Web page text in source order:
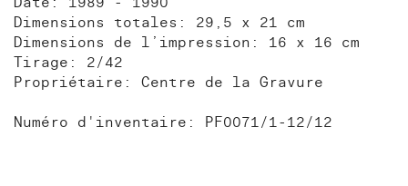
Dimensions totales: 29,5 x 21 cm
Dimensions de l’impression: 16 x 16 cm
Tirage: 2/42
Propriétaire: Centre de la Gravure
Numéro d'inventaire: PF0071/1-12/12